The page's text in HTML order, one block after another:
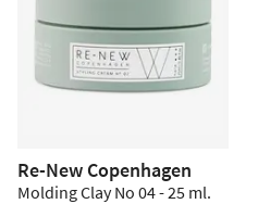
Re-New Copenhagen
Molding Clay No 04 - 25 ml.